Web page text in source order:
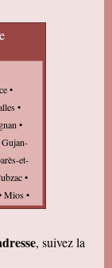
•
•
•
Gujan-
et-
•
Mios •
, suivez la